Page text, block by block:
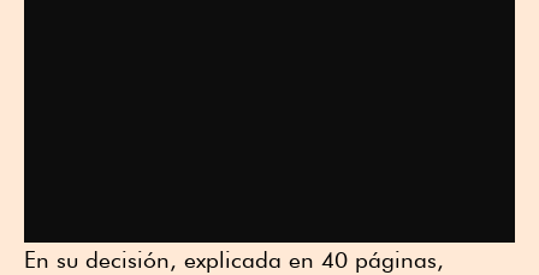
En su decisión, explicada en 40 páginas,